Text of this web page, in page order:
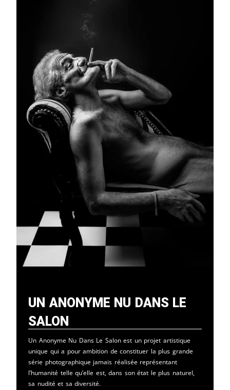
Un Anonyme Nu Dans Le
Salon
Un Anonyme Nu Dans Le Salon est un projet artistique
unique qui a pour ambition de constituer la plus grande
série photographique jamais réalisée représentant
l’humanité telle qu’elle est, dans son état le plus naturel,
sa nudité et sa diversité.